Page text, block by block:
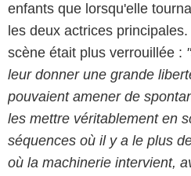
enfants que lorsqu'elle
les deux actrices
scène était plus verrouillée :
leur donner une grande
pouvaient amener de
les mettre véritablement en
séquences où il y a le plus
où la machinerie intervient,